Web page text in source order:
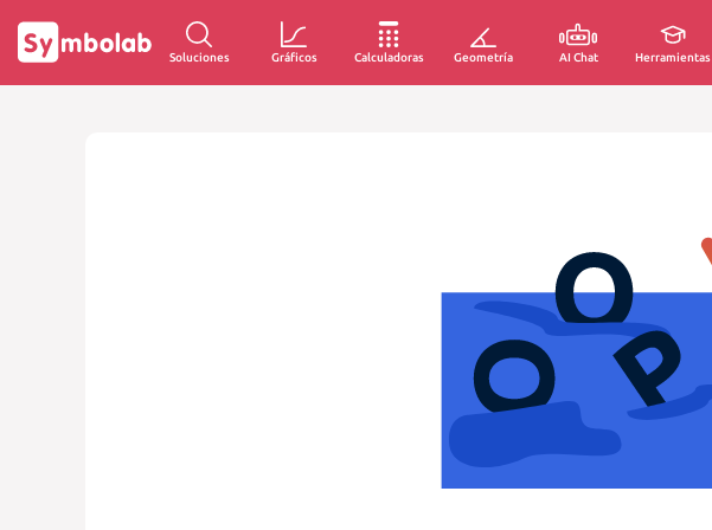
Soluciones Gráficos Calculadoras Geometría AI Chat Herramientas